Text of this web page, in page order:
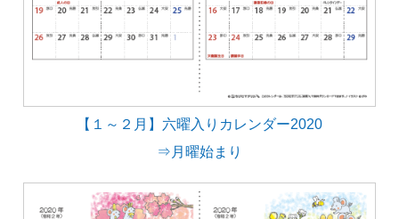
【１～２月】六曜入りカレンダー2020
⇒月曜始まり